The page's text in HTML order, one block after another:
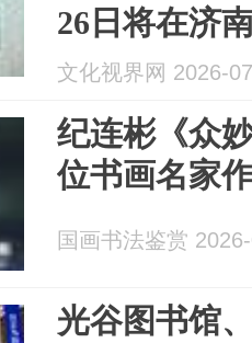
26日将在济
文化视界网 2026-
纪连彬《众
位书画名家
国画书法鉴赏
光谷图书馆